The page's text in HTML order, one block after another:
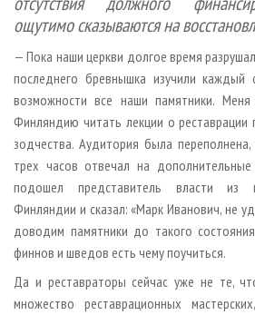
ощутимо сказываются на
— Пока наши церкви долгое время
последнего бревнышка изучили
возможности все наши памятники.
Финляндию читать лекции о реставрации
зодчества. Аудитория была
трех часов отвечал на
подошел представитель власти из
Финляндии и сказал: «Марк Иванович, не
доводим памятники до такого
финнов и шведов есть чему поучиться.
Да и реставраторы сейчас уже не те,
множество реставрационных